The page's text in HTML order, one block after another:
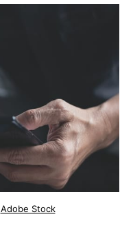
Adobe Stock